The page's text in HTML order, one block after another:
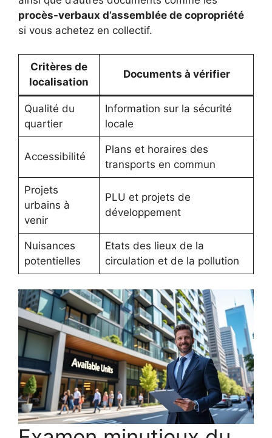
procès-verbaux d’assemblée de copropriété
si vous achetez en collectif.
Critères de
localisation
Documents à vérifier
Qualité du
quartier
Information sur la sécurité
locale
Accessibilité
Plans et horaires des
transports en commun
Projets
urbains à
venir
PLU et projets de
développement
Nuisances
potentielles
Etats des lieux de la
circulation et de la pollution